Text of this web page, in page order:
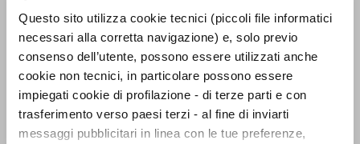
Questo sito utilizza cookie tecnici (piccoli file informatici
necessari alla corretta navigazione) e, solo previo
consenso dell’utente, possono essere utilizzati anche
cookie non tecnici, in particolare possono essere
impiegati cookie di profilazione - di terze parti e con
trasferimento verso paesi terzi - al fine di inviarti
messaggi pubblicitari in linea con le tue preferenze,